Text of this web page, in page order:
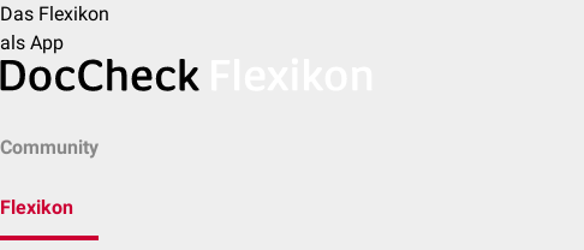
Das Flexikon
als App
Community
Flexikon